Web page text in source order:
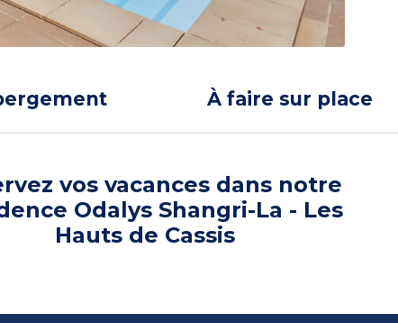
À faire sur place
vos vacances dans notre
Odalys Shangri-La - Les
Hauts de Cassis